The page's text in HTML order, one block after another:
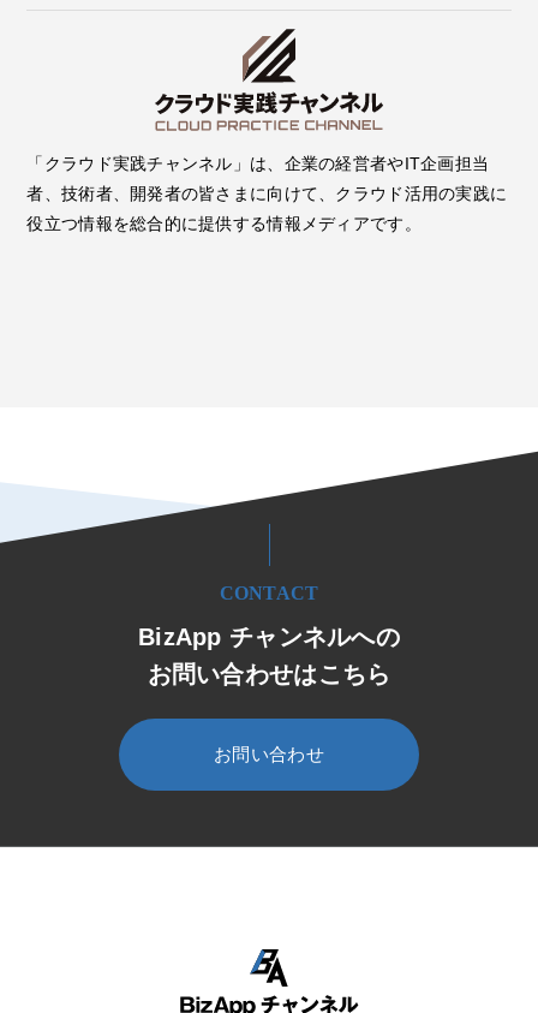
「クラウド実践チャンネル」は、企業の経営者やIT企画担当
者、技術者、開発者の皆さまに向けて、クラウド活用の実践に
役立つ情報を総合的に提供する情報メディアです。
CONTACT
BizApp チャンネルへの
お問い合わせはこちら
お問い合わせ